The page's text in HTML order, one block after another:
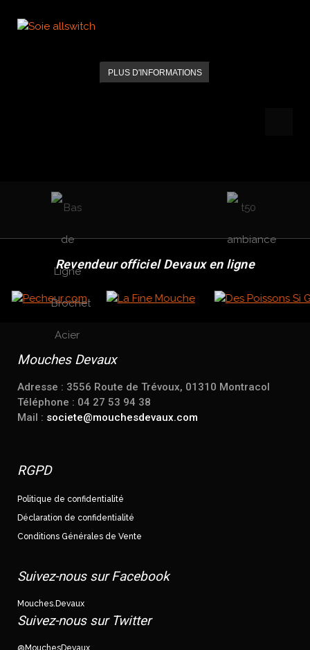
PLUS D'INFORMATIONS
Revendeur officiel Devaux en ligne
Mouches Devaux
Adresse : 3556 Route de Trévoux, 01310 Montracol
Téléphone : 04 27 53 94 38
Mail : societe@mouchesdevaux.com
RGPD
Politique de confidentialité
Déclaration de confidentialité
Conditions Générales de Vente
Suivez-nous sur Facebook
Mouches.Devaux
Suivez-nous sur Twitter
@MouchesDevaux